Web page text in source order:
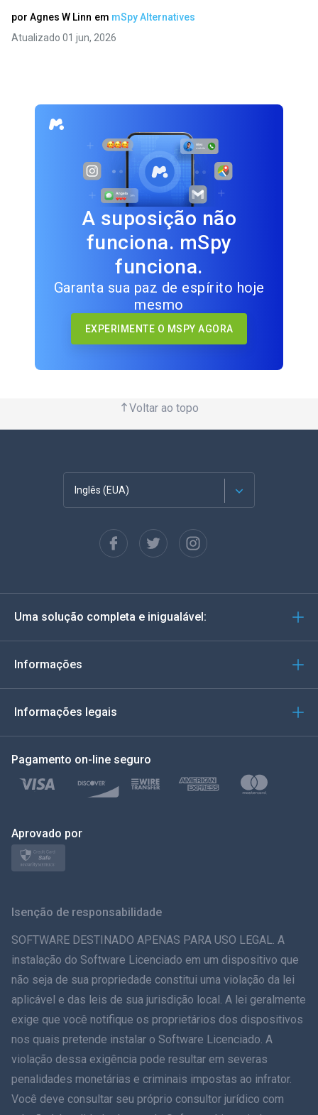
por Agnes W Linn em mSpy Alternatives
Atualizado 01 jun, 2026
A suposição não
funciona. mSpy
funciona.
Garanta sua paz de espírito hoje
mesmo
EXPERIMENTE O MSPY AGORA
Voltar ao topo
Inglês (EUA)
Espanhol
Alemão
Italiano
Türkçe
Polonês
日本
ภาษาไทย
Dansk
हिंदी
עברית
Uma solução completa e inigualável:
Informações
Informações legais
Pagamento on-line seguro
Aprovado por
Isenção de responsabilidade
SOFTWARE DESTINADO APENAS PARA USO LEGAL. A
instalação do Software Licenciado em um dispositivo que
não seja de sua propriedade constitui uma violação da lei
aplicável e das leis de sua jurisdição local. A lei geralmente
exige que você notifique os proprietários dos dispositivos
nos quais pretende instalar o Software Licenciado. A
violação dessa exigência pode resultar em severas
penalidades monetárias e criminais impostas ao infrator.
Você deve consultar seu próprio consultor jurídico com